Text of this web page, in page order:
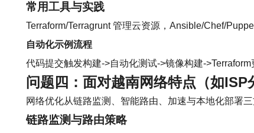
常用工具与实践
Terraform/Terragrunt 管理云资源，Ansible/Chef/
自动化示例流程
代码提交触发构建->自动化测试->镜像构建-
问题四：面对越南网络特点（如
网络优化从链路监测、智能路由、加速与本地化部署
链路监测与路由策略